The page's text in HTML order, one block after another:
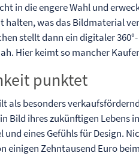
in die engere Wahl und
halten, was das Bildmaterial
stellt dann ein digitaler
Hier keimt so mancher
punktet
als besonders
Bild ihres zukünftigen
und eines Gefühls für Design.
einigen Zehntausend Euro